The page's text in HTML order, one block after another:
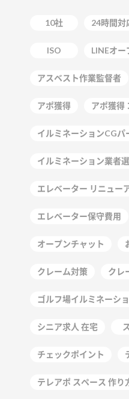
10社 24時間対
ISO LINEオー
アスベスト作業監督者
アポ獲得 アポ獲得
イルミネーションCGパ
イルミネーション業者
エレベーター リニュー
エレベーター保守費用
オープンチャット
クレーム対策 クレ
ゴルフ場イルミネーシ
シニア求人 在宅
チェックポイント
テレアポ スペース 作り